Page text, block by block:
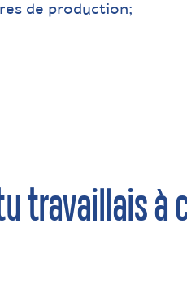
de production;
travaillais à